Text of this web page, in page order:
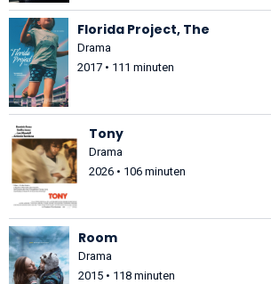
Florida Project, The
Drama
2017 • 111 minuten
Tony
Drama
2026 • 106 minuten
Room
Drama
2015 • 118 minuten